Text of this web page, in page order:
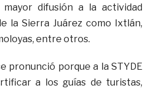
difusión a la actividad
la Sierra Juárez como Ixtlán,
entre otros.
pronunció porque a la STYDE
a los guías de turistas,